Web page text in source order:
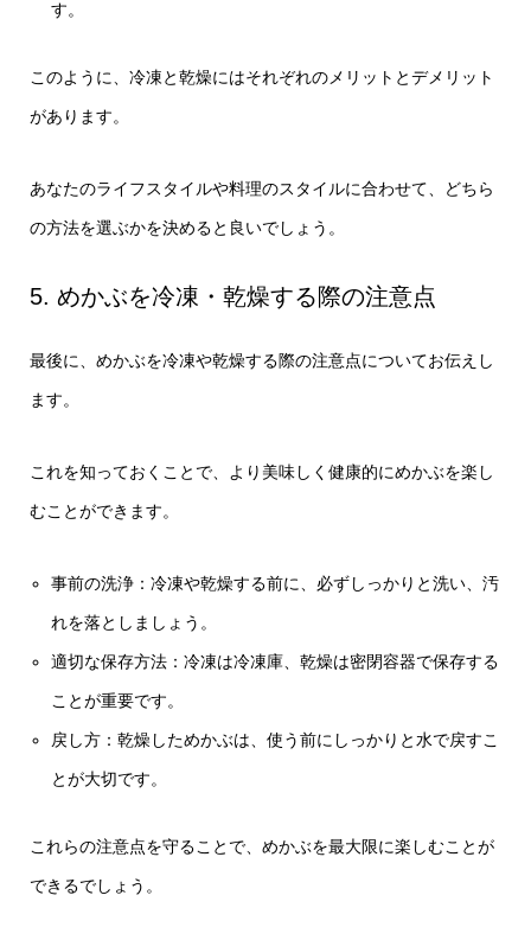
す。
このように、冷凍と乾燥にはそれぞれのメリットとデメリット
があります。
あなたのライフスタイルや料理のスタイルに合わせて、どちら
の方法を選ぶかを決めると良いでしょう。
5. めかぶを冷凍・乾燥する際の注意点
最後に、めかぶを冷凍や乾燥する際の注意点についてお伝えし
ます。
これを知っておくことで、より美味しく健康的にめかぶを楽し
むことができます。
事前の洗浄：冷凍や乾燥する前に、必ずしっかりと洗い、汚
れを落としましょう。
適切な保存方法：冷凍は冷凍庫、乾燥は密閉容器で保存する
ことが重要です。
戻し方：乾燥しためかぶは、使う前にしっかりと水で戻すこ
とが大切です。
これらの注意点を守ることで、めかぶを最大限に楽しむことが
できるでしょう。